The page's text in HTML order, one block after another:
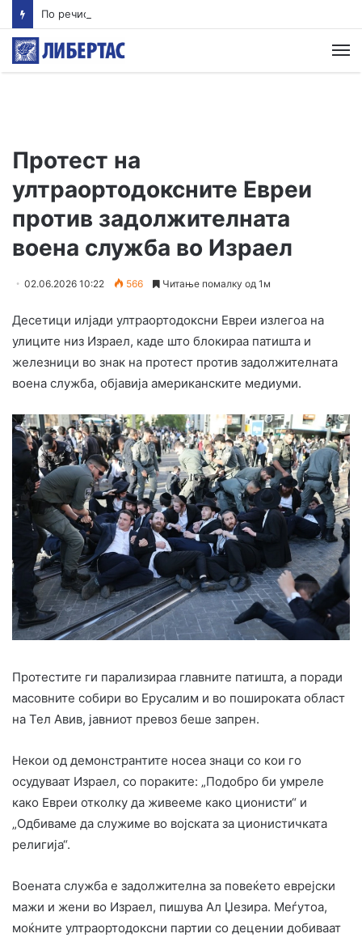
Протест на
ултраортодоксните Евреи
против задолжителната
воена служба во Израел
02.06.2026 10:22 566 Читање помалку од 1м
Десетици илјади ултраортодоксни Евреи излегоа на
улиците низ Израел, каде што блокираа патишта и
железници во знак на протест против задолжителната
воена служба, објавија американските медиуми.
Протестите ги парализираа главните патишта, а поради
масовните собири во Ерусалим и во пошироката област
на Тел Авив, јавниот превоз беше запрен.
Некои од демонстрантите носеа знаци со кои го
осудуваат Израел, со пораките: „Подобро би умреле
како Евреи отколку да живееме како ционисти“ и
„Одбиваме да служиме во војската за ционистичката
религија“.
Воената служба е задолжителна за повеќето еврејски
мажи и жени во Израел, пишува Ал Џезира. Меѓутоа,
моќните ултраортодоксни партии со децении добиваат